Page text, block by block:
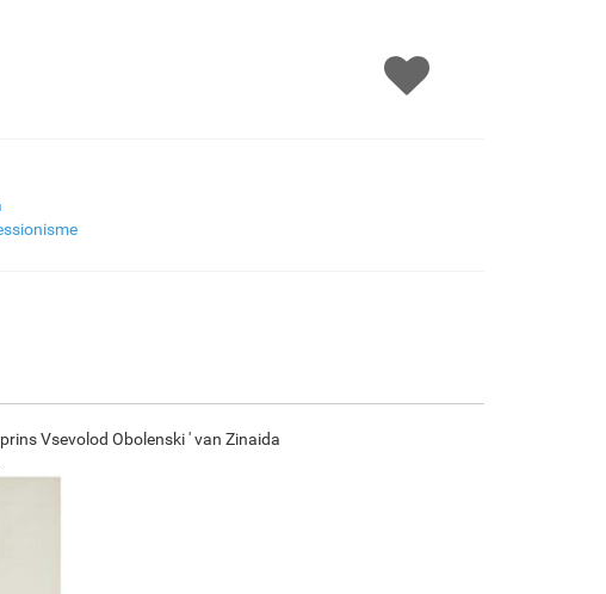
F7034-298
F2833-204
Vsevolod Obolenski ' van Zinaida